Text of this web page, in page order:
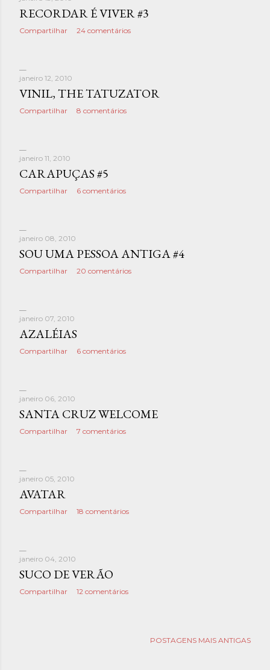
RECORDAR É VIVER #3
Compartilhar 24 comentários
janeiro 12, 2010
VINIL, THE TATUZATOR
Compartilhar 8 comentários
janeiro 11, 2010
CARAPUÇAS #5
Compartilhar 6 comentários
janeiro 08, 2010
SOU UMA PESSOA ANTIGA #4
Compartilhar 20 comentários
janeiro 07, 2010
AZALÉIAS
Compartilhar 6 comentários
janeiro 06, 2010
SANTA CRUZ WELCOME
Compartilhar 7 comentários
janeiro 05, 2010
AVATAR
Compartilhar 18 comentários
janeiro 04, 2010
SUCO DE VERÃO
Compartilhar 12 comentários
POSTAGENS MAIS ANTIGAS